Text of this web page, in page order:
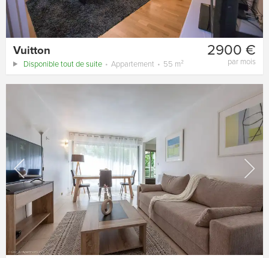
2900 €
par mois
Vuitton
Disponible tout de suite Appartement 55 m²